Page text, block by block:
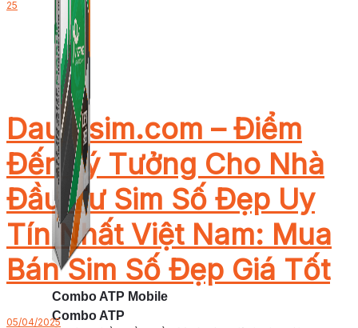
Combo ATP
Combo ATP Mobile
25
Dautusim.com – Điểm
Đến Lý Tưởng Cho Nhà
Đầu Tư Sim Số Đẹp Uy
Tín Nhất Việt Nam: Mua
Bán Sim Số Đẹp Giá Tốt
05/04/2025